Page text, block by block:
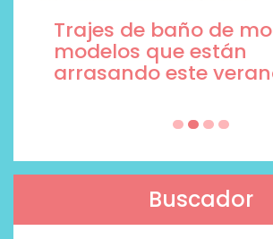
Trajes de baño de
modelos que están
arrasando este
Buscador